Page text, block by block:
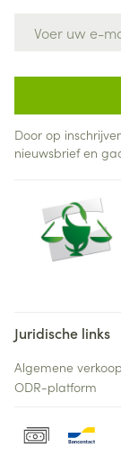
Door op
nieuwsbrief en
Juridische links
Algemene
ODR-platform